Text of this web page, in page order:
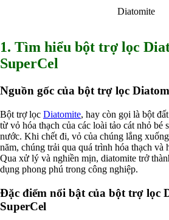
Phòng và trị bệnh
HÓA CHẤT XỬ LÝ NƯỚC
Xử lý nước hồ bơi
Xử lý nước giếng khoan
Xử lý nước khác
Pha sơn nước
Pha sơn epoxy
Pha sơn dầu
Pha sơn tĩnh điện
Dung môi khác
HƯƠNG LIỆU TINH DẦU
Axit
Diatomite
1. Tìm hiểu bột trợ lọc
SuperCel
Nguồn gốc của bột trợ lọc
Bột trợ lọc Diatomite, hay còn gọi là bột
từ vỏ hóa thạch của các loài tảo cát nhỏ bé
nước. Khi chết đi, vỏ của chúng lắng
năm, chúng trải qua quá trình hóa thạch và
Qua xử lý và nghiền mịn, diatomite trở
dụng phong phú trong công nghiệp.
Đặc điểm nổi bật của bột trợ lọc
SuperCel